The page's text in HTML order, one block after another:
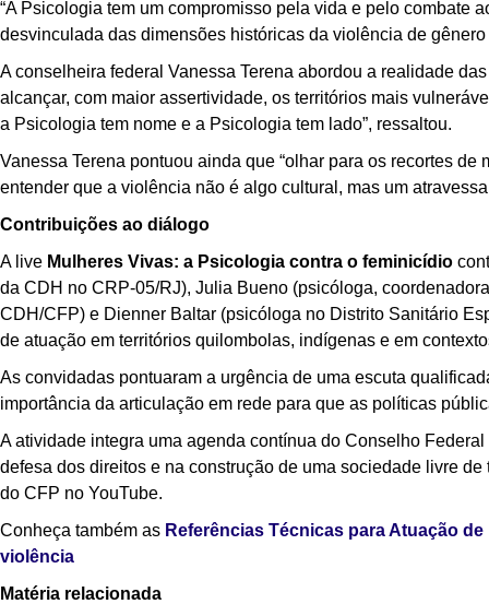
“A Psicologia tem um compromisso pela vida e pelo combate
desvinculada das dimensões históricas da violência de
A conselheira federal Vanessa Terena abordou a realidade
alcançar, com maior assertividade, os territórios mais
a Psicologia tem nome e a Psicologia tem lado”, ressaltou.
Vanessa Terena pontuou ainda que “olhar para os recortes
entender que a violência não é algo cultural, mas um
Contribuições ao diálogo
A live Mulheres Vivas: a Psicologia contra o feminicídio
da CDH no CRP-05/RJ), Julia Bueno (psicóloga,
CDH/CFP) e Dienner Baltar (psicóloga no Distrito Sanitário
de atuação em territórios quilombolas, indígenas e em
As convidadas pontuaram a urgência de uma escuta
importância da articulação em rede para que as políticas
A atividade integra uma agenda contínua do Conselho
defesa dos direitos e na construção de uma sociedade livre
do CFP no YouTube.
Conheça também as Referências Técnicas para Atuação
violência
Matéria relacionada